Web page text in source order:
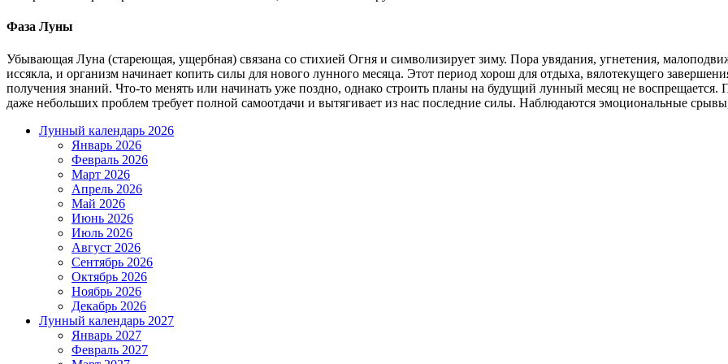
Фаза Луны
Убывающая Луна (стареющая, ущербная) связана со стихией Огня и символизирует зиму. Пора увядания, угнетения,
иссякла, и организм начинает копить силы для нового лунного месяца. Этот период хорош для отдыха, вялотекущего
получения знаний. Что-то менять или начинать уже поздно, однако строить планы на будущий лунный месяц не
даже небольших проблем требует полной самоотдачи и вытягивает из нас последние силы. Наблюдаются эмоциональные
Лунный календарь 2026
Январь 2026
Февраль 2026
Март 2026
Апрель 2026
Май 2026
Июнь 2026
Июль 2026
Август 2026
Сентябрь 2026
Октябрь 2026
Ноябрь 2026
Декабрь 2026
Лунный календарь 2027
Январь 2027
Февраль 2027